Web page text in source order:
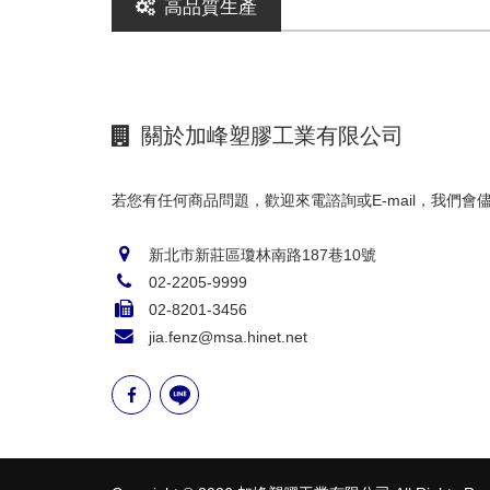
高品質生產
關於加峰塑膠工業有限公司
若您有任何商品問題，歡迎來電諮詢或E-mail，我們會儘
新北市新莊區瓊林南路187巷10號
02-2205-9999
02-8201-3456
jia.fenz@msa.hinet.net